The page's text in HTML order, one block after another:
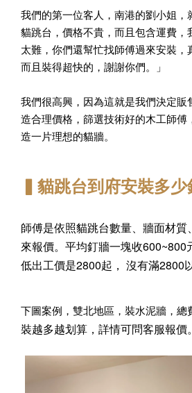
我們的第一位客人，南港的劉小姐，
貓跳台，價格不貴，而且包含運費，
太難，你們還幫忙找師傅過來安裝，
而且裝得超快的，謝謝你們。」
我們很高興，因為這就是我們決定販
造合理價格，篩選技術好的木工師傅
造一片理想的貓牆。
▍貓跳台到府安裝多少
師傅是依照貓跳台數量、牆面材質
來報價。 平均釘牆一塊收600~800
低出工價是2800起， 沒有滿2800
下圖案例，雙北地區，裝水泥牆，總
裝越多越划算，詳情可問客服報價。